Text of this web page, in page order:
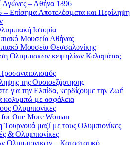
Αγώνες – Αθήνα 1896
– Επίσημα Αποτελέσματα και Περίληψη
Ιστορία
Μουσείο Αθήνας
Μουσείο Θεσσαλονίκης
Ολυμπιακών κειμηλίων Καλαμάτας
της Ουσιοεξάρτησης
για την Ελπίδα, κερδίζουμε την Ζωή
κολυμπώ με ασφάλεια
Ολυμπιονίκες
One More Woman
Τουρνουά μαζί με τους Ολυμπιονίκες
& Ολυμπιονίκες
Ολυμπιονικών – Καταστατικό